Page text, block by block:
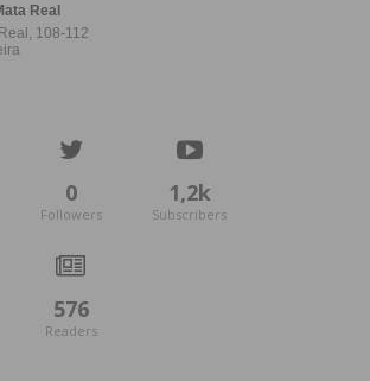
0
Followers
1,2k
Subscribers
576
Readers